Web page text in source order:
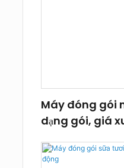
Máy đóng gói
dạng gói, giá